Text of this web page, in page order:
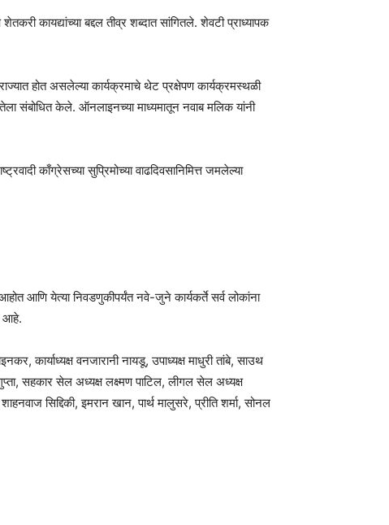
कायद्यांच्या बद्दल तीव्र शब्दात सांगितले. शेवटी प्राध्यापक
होत असलेल्या कार्यक्रमाचे थेट प्रक्षेपण कार्यक्रमस्थळी
संबोधित केले. ऑनलाइनच्या माध्यमातून नवाब मलिक यांनी
काँग्रेसच्या सुप्रिमोच्या वाढदिवसानिमित्त जमलेल्या
आहोत आणि येत्या निवडणुकीपर्यंत नवे-जुने कार्यकर्ते सर्व लोकांना
आहे.
कार्याध्यक्ष वनजारानी नायडू, उपाध्यक्ष माधुरी तांबे, साउथ
सहकार सेल अध्यक्ष लक्ष्मण पाटिल, लीगल सेल अध्यक्ष
सिद्दिकी, इमरान खान, पार्थ मालुसरे, प्रीति शर्मा, सोनल